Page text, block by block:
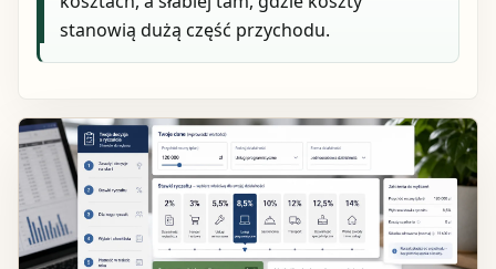
stanowią dużą część przychodu.